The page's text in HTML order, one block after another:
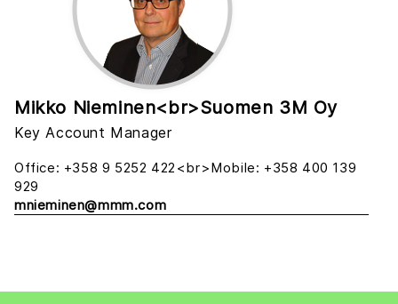
Mikko Nieminen<br>Suomen 3M Oy
Key Account Manager
Office: +358 9 5252 422<br>Mobile: +358 400 139
929
mnieminen@mmm.com